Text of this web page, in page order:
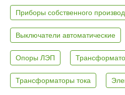
Приборы собственного
Выключатели автоматические
Опоры ЛЭП
Трансформаторы тока